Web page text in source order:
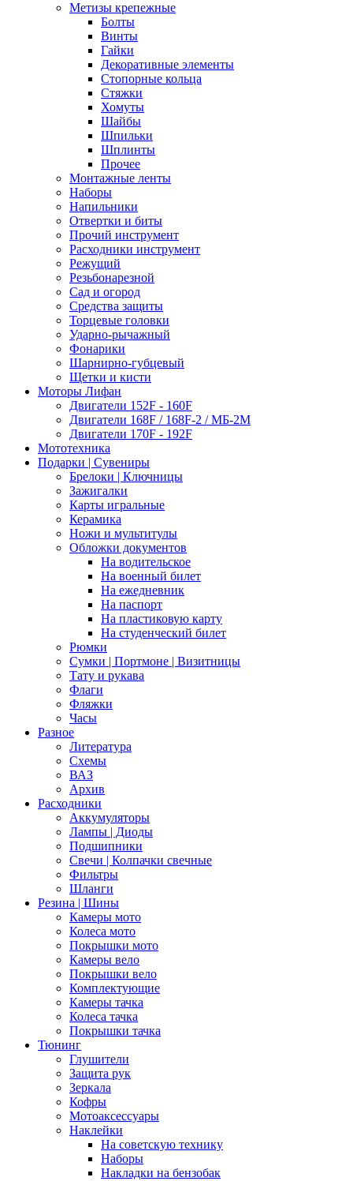
Метизы крепежные
Болты
Винты
Гайки
Декоративные элементы
Стопорные кольца
Стяжки
Хомуты
Шайбы
Шпильки
Шплинты
Прочее
Монтажные ленты
Наборы
Напильники
Отвертки и биты
Прочий инструмент
Расходники инструмент
Режущий
Резьбонарезной
Сад и огород
Средства защиты
Торцевые головки
Ударно-рычажный
Фонарики
Шарнирно-губцевый
Щетки и кисти
Моторы Лифан
Двигатели 152F - 160F
Двигатели 168F / 168F-2 / МБ-2М
Двигатели 170F - 192F
Мототехника
Подарки | Сувениры
Брелоки | Ключницы
Зажигалки
Карты игральные
Керамика
Ножи и мультитулы
Обложки документов
На водительское
На военный билет
На ежедневник
На паспорт
На пластиковую карту
На студенческий билет
Рюмки
Сумки | Портмоне | Визитницы
Тату и рукава
Флаги
Фляжки
Часы
Разное
Литература
Схемы
ВАЗ
Архив
Расходники
Аккумуляторы
Лампы | Диоды
Подшипники
Свечи | Колпачки свечные
Фильтры
Шланги
Резина | Шины
Камеры мото
Колеса мото
Покрышки мото
Камеры вело
Покрышки вело
Комплектующие
Камеры тачка
Колеса тачка
Покрышки тачка
Тюнинг
Глушители
Защита рук
Зеркала
Кофры
Мотоаксессуары
Наклейки
На советскую технику
Наборы
Накладки на бензобак